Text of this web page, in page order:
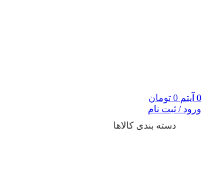
0 آیتم 0 تومان
ورود / ثبت نام
دسته بندی کالاها